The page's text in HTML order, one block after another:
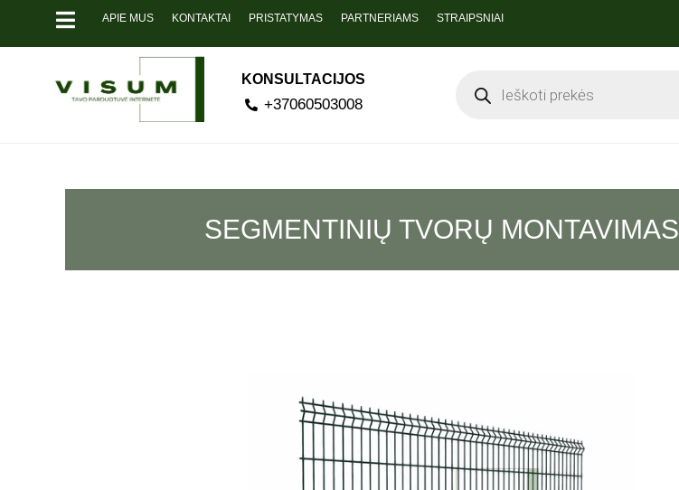
APIE MUS KONTAKTAI PRISTATYMAS PARTNERIAMS STRAIPSNIAI
KONSULTACIJOS
+37060503008
SEGMENTINIŲ TVORŲ MONTAVIMAS